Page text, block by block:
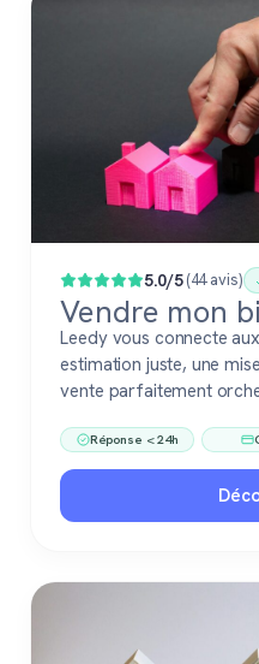
Populaire
5.0/5(44 avis)
Vendre mon
Leedy vous connecte
estimation juste, une
vente parfaitement
Réponse < 24h